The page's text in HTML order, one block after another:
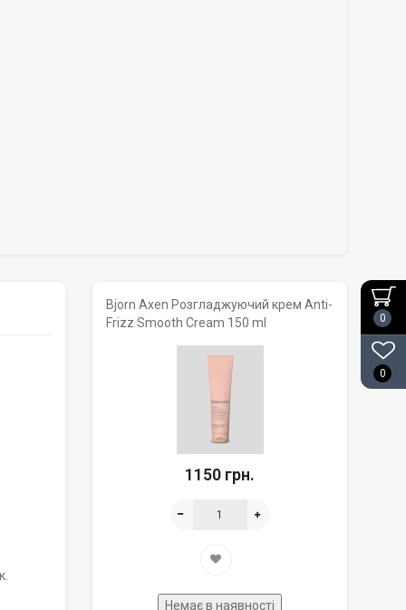
0
0
Bjorn Axen Розгладжуючий крем Anti-
Frizz Smooth Cream 150 ml
1150 грн.
Немає в наявності